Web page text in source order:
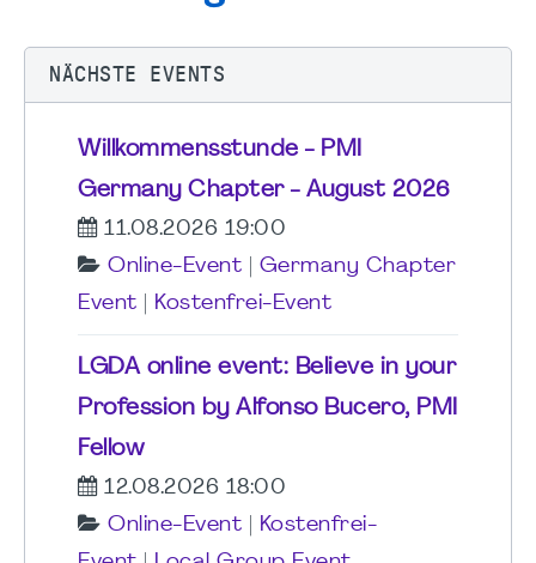
NÄCHSTE EVENTS
Willkommensstunde - PMI
Germany Chapter - August 2026
11.08.2026 19:00
Online-Event
Germany Chapter
Event
Kostenfrei-Event
LGDA online event: Believe in your
Profession by Alfonso Bucero, PMI
Fellow
12.08.2026 18:00
Online-Event
Kostenfrei-